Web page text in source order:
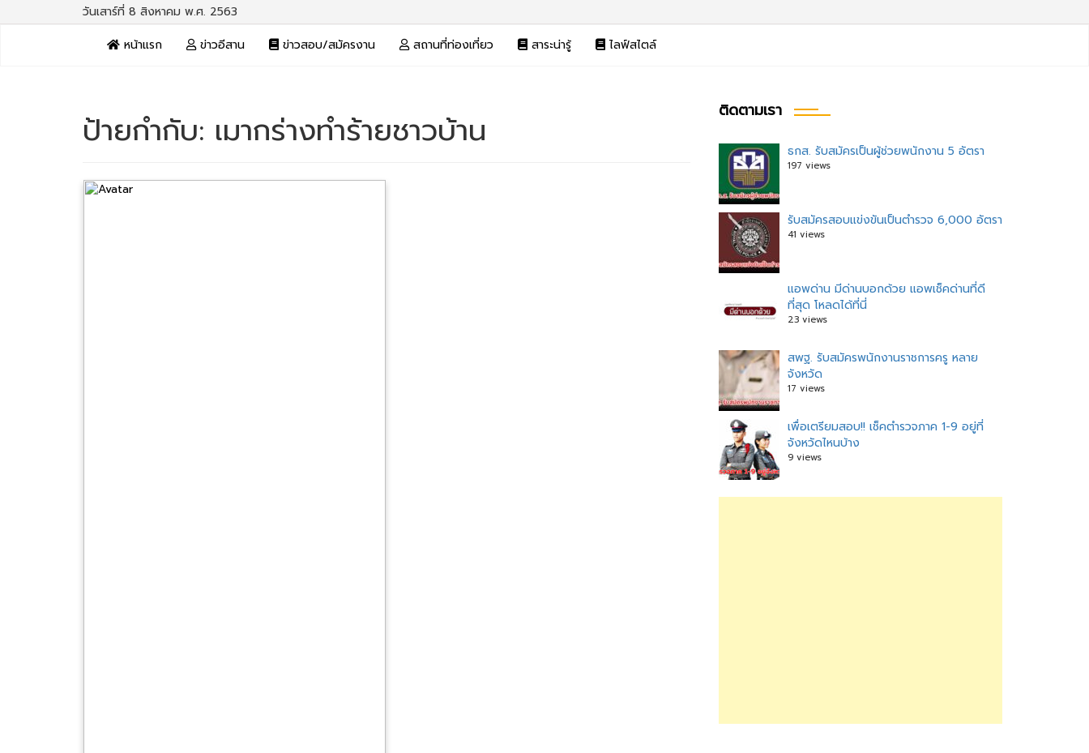
วันเสาร์ที่ 8 สิงหาคม พ.ศ. 2563
หน้าแรก
ข่าวอีสาน ข่าวสอบ/สมัครงาน สถานที่ท่องเที่ยว สาระน่ารู้ ไลฟ์สไตล์
ป้ายกำกับ: เมากร่างทำร้ายชาวบ้าน ติดตามเรา
ธกส. รับสมัครเป็นผู้ช่วยพนักงาน 5 อัตรา
197 views
รับสมัครสอบแข่งขันเป็นตำรวจ 6,000 อัตรา
41 views
แอพด่าน มีด่านบอกด้วย แอพเช็คด่านที่ดี
ที่สุด โหลดได้ที่นี่
23 views
สพฐ. รับสมัครพนักงานราชการครู หลาย
จังหวัด
17 views
เพื่อเตรียมสอบ!! เช็คตำรวจภาค 1-9 อยู่ที่
จังหวัดไหนบ้าง
9 views